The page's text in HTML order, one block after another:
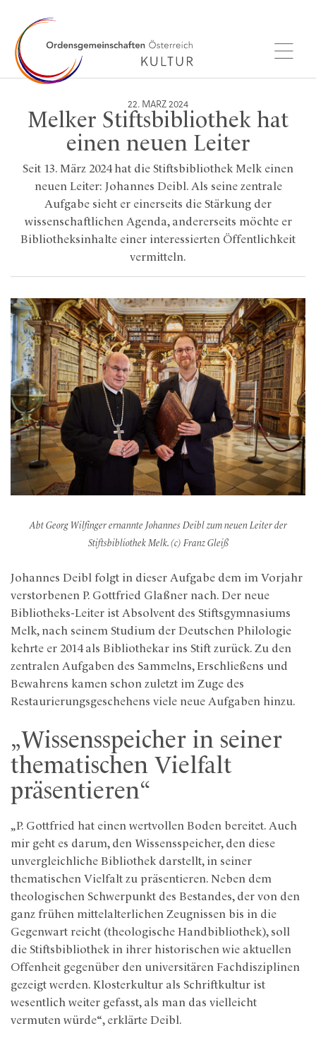
22. MÄRZ 2024
Melker Stiftsbibliothek hat
einen neuen Leiter
Seit 13. März 2024 hat die Stiftsbibliothek Melk einen
neuen Leiter: Johannes Deibl. Als seine zentrale
Aufgabe sieht er einerseits die Stärkung der
wissenschaftlichen Agenda, andererseits möchte er
Bibliotheksinhalte einer interessierten Öffentlichkeit
vermitteln.
Abt Georg Wilfinger ernannte Johannes Deibl zum neuen Leiter der
Stiftsbibliothek Melk. (c) Franz Gleiß
Johannes Deibl folgt in dieser Aufgabe dem im Vorjahr
verstorbenen P. Gottfried Glaßner nach. Der neue
Bibliotheks-Leiter ist Absolvent des Stiftsgymnasiums
Melk, nach seinem Studium der Deutschen Philologie
kehrte er 2014 als Bibliothekar ins Stift zurück. Zu den
zentralen Aufgaben des Sammelns, Erschließens und
Bewahrens kamen schon zuletzt im Zuge des
Restaurierungsgeschehens viele neue Aufgaben hinzu.
„Wissensspeicher in seiner
thematischen Vielfalt
präsentieren“
„P. Gottfried hat einen wertvollen Boden bereitet. Auch
mir geht es darum, den Wissensspeicher, den diese
unvergleichliche Bibliothek darstellt, in seiner
thematischen Vielfalt zu präsentieren. Neben dem
theologischen Schwerpunkt des Bestandes, der von den
ganz frühen mittelalterlichen Zeugnissen bis in die
Gegenwart reicht (theologische Handbibliothek), soll
die Stiftsbibliothek in ihrer historischen wie aktuellen
Offenheit gegenüber den universitären Fachdisziplinen
gezeigt werden. Klosterkultur als Schriftkultur ist
wesentlich weiter gefasst, als man das vielleicht
vermuten würde“, erklärte Deibl.